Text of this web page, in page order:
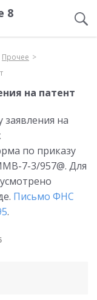
8
Прочее
на патент
на
по приказу
7-3/957@. Для
Письмо ФНС
.